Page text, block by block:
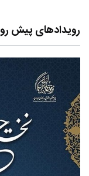
رویدادهای پیش رو